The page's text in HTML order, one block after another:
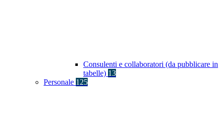
Consulenti e collaboratori (da pubblicare in
tabelle) 13
Personale 125